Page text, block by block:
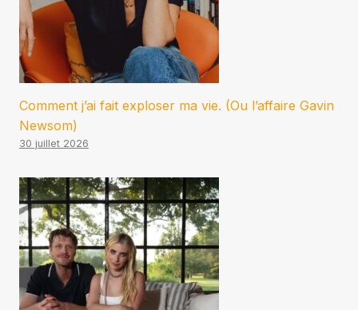
Comment j’ai fait exploser ma vie. (Ou l’affaire Gavin
Newsom)
30 juillet 2026